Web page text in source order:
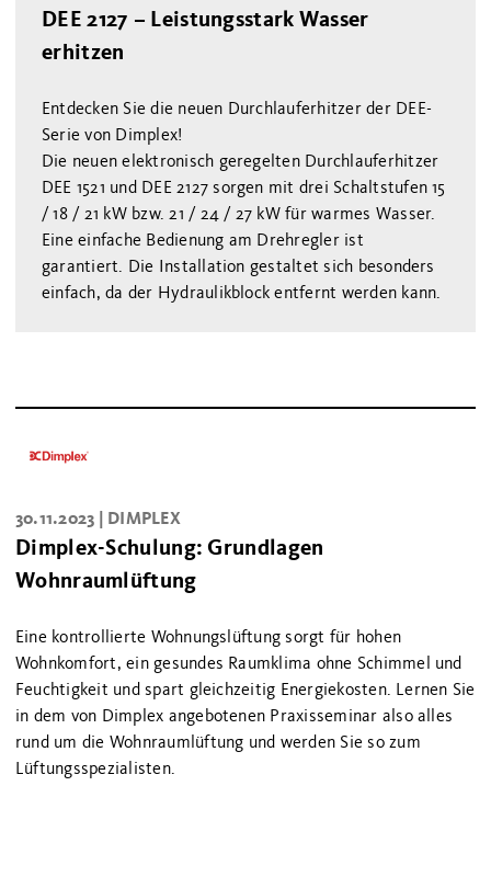
DEE 2127 – Leistungsstark Wasser
erhitzen
Entdecken Sie die neuen Durchlauferhitzer der DEE-
Serie von Dimplex!
Die neuen elektronisch geregelten Durchlauferhitzer
DEE 1521 und DEE 2127 sorgen mit drei Schaltstufen 15
/ 18 / 21 kW bzw. 21 / 24 / 27 kW für warmes Wasser.
Eine einfache Bedienung am Drehregler ist
garantiert. Die Installation gestaltet sich besonders
einfach, da der Hydraulikblock entfernt werden kann.
30.11.2023 | DIMPLEX
Dimplex-Schulung: Grundlagen
Wohnraumlüftung
Eine kontrollierte Wohnungslüftung sorgt für hohen
Wohnkomfort, ein gesundes Raumklima ohne Schimmel und
Feuchtigkeit und spart gleichzeitig Energiekosten. Lernen Sie
in dem von Dimplex angebotenen Praxisseminar also alles
rund um die Wohnraumlüftung und werden Sie so zum
Lüftungsspezialisten.